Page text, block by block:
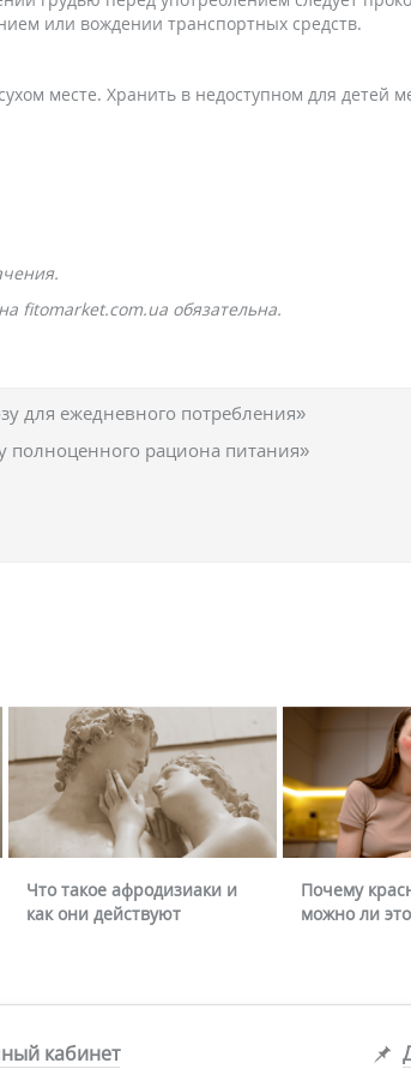
или вождении транспортных средств.
месте. Хранить в недоступном для детей
fitomarket.com.ua обязательна.
для ежедневного потребления»
полноценного рациона питания»
Что такое афродизиаки и
как они действуют
Почему
можно ли
кабинет